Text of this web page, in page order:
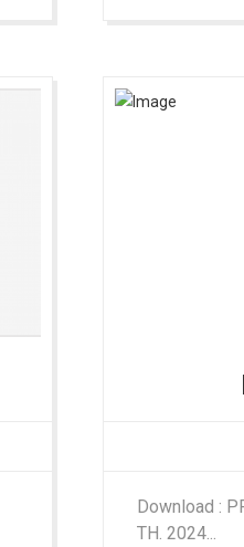
Download :
TH. 2024...